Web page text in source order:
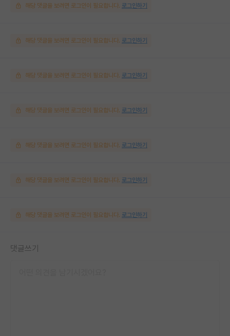
해당 댓글을 보려면 로그인이 필요합니다. 로그인하기
해당 댓글을 보려면 로그인이 필요합니다. 로그인하기
해당 댓글을 보려면 로그인이 필요합니다. 로그인하기
해당 댓글을 보려면 로그인이 필요합니다. 로그인하기
해당 댓글을 보려면 로그인이 필요합니다. 로그인하기
해당 댓글을 보려면 로그인이 필요합니다. 로그인하기
해당 댓글을 보려면 로그인이 필요합니다. 로그인하기
댓글쓰기